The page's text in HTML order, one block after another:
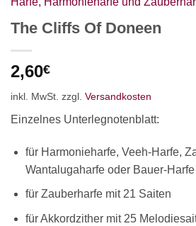
The Cliffs Of Doneen
2,60€
inkl. MwSt. zzgl. Versandkosten
Einzelnes Unterlegnotenblatt:
für Harmonieharfe, Veeh-Harfe,
Wantalugaharfe oder Bauer-
für Zauberharfe mit 21 Saiten
für Akkordzither mit 25